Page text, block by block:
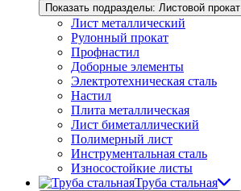
Показать подразделы: Листовой прокат
Лист металлический
Рулонный прокат
Профнастил
Доборные элементы
Электротехническая сталь
Настил
Плита металлическая
Лист биметаллический
Полимерный лист
Инструментальная сталь
Износостойкие листы
Труба стальная